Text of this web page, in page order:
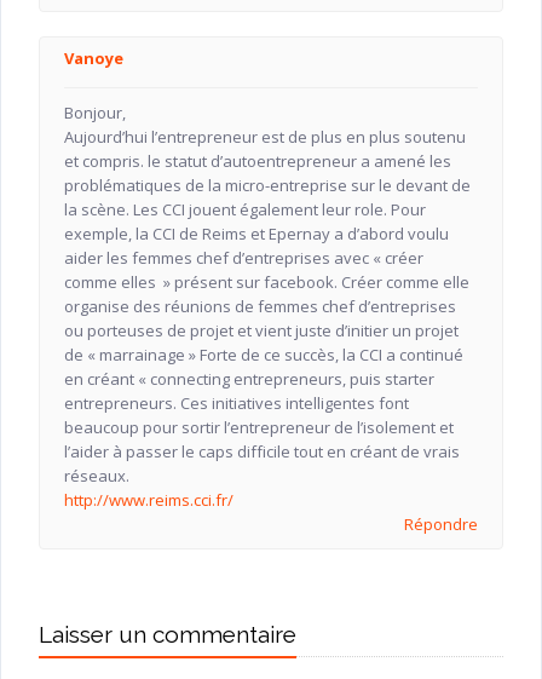
Vanoye
Bonjour,
Aujourd’hui l’entrepreneur est de plus en plus soutenu
et compris. le statut d’autoentrepreneur a amené les
problématiques de la micro-entreprise sur le devant de
la scène. Les CCI jouent également leur role. Pour
exemple, la CCI de Reims et Epernay a d’abord voulu
aider les femmes chef d’entreprises avec « créer
comme elles » présent sur facebook. Créer comme elle
organise des réunions de femmes chef d’entreprises
ou porteuses de projet et vient juste d’initier un projet
de « marrainage » Forte de ce succès, la CCI a continué
en créant « connecting entrepreneurs, puis starter
entrepreneurs. Ces initiatives intelligentes font
beaucoup pour sortir l’entrepreneur de l’isolement et
l’aider à passer le caps difficile tout en créant de vrais
réseaux.
http://www.reims.cci.fr/
Répondre
Laisser un commentaire